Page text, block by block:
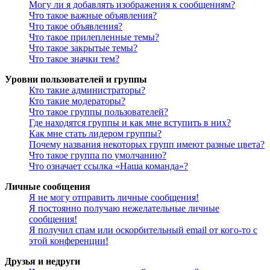
Могу ли я добавлять изображения к сообщениям?
Что такое важные объявления?
Что такое объявления?
Что такое прилепленные темы?
Что такое закрытые темы?
Что такое значки тем?
Уровни пользователей и группы
Кто такие администраторы?
Кто такие модераторы?
Что такое группы пользователей?
Где находятся группы и как мне вступить в них?
Как мне стать лидером группы?
Почему названия некоторых групп имеют разные цвета?
Что такое группа по умолчанию?
Что означает ссылка «Наша команда»?
Личные сообщения
Я не могу отправить личные сообщения!
Я постоянно получаю нежелательные личные
сообщения!
Я получил спам или оскорбительный email от кого-то с
этой конференции!
Друзья и недруги